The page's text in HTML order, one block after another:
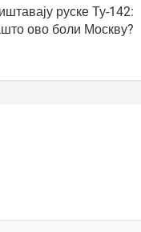
руске Ту-142:
ово боли Москву?